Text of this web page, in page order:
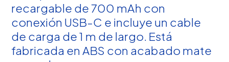
recargable de 700 mAh con
conexión USB-C e incluye un cable
de carga de 1 m de largo. Está
fabricada en ABS con acabado mate